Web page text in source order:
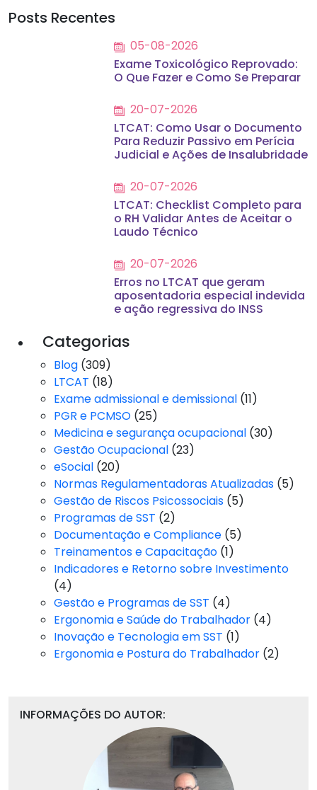
Posts Recentes
05-08-2026
Exame Toxicológico Reprovado:
O Que Fazer e Como Se Preparar
20-07-2026
LTCAT: Como Usar o Documento
Para Reduzir Passivo em Perícia
Judicial e Ações de Insalubridade
20-07-2026
LTCAT: Checklist Completo para
o RH Validar Antes de Aceitar o
Laudo Técnico
20-07-2026
Erros no LTCAT que geram
aposentadoria especial indevida
e ação regressiva do INSS
Categorias
Blog (309)
LTCAT (18)
Exame admissional e demissional (11)
PGR e PCMSO (25)
Medicina e segurança ocupacional (30)
Gestão Ocupacional (23)
eSocial (20)
Normas Regulamentadoras Atualizadas (5)
Gestão de Riscos Psicossociais (5)
Programas de SST (2)
Documentação e Compliance (5)
Treinamentos e Capacitação (1)
Indicadores e Retorno sobre Investimento
(4)
Gestão e Programas de SST (4)
Ergonomia e Saúde do Trabalhador (4)
Inovação e Tecnologia em SST (1)
Ergonomia e Postura do Trabalhador (2)
INFORMAÇÕES DO AUTOR: